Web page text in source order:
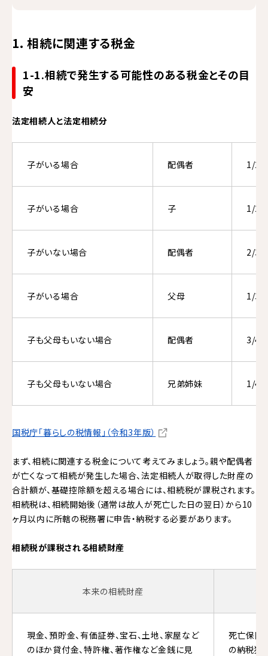
1. 相続に関連する税金
1-1.相続で発生する可能性のある税金とその目
安
法定相続人と法定相続分
子がいる場合 配偶者 1/2
子がいる場合 子 1/2
子がいない場合 配偶者 2/3
子がいる場合 父母 1/3
子も父母もいない場合 配偶者 3/4
子も父母もいない場合 兄弟姉妹 1/4
国税庁「暮らしの税情報」（令和3年版）
まず、相続に関連する税金について考えてみましょう。親や配偶者
が亡くなって相続が発生した場合、法定相続人が取得した財産の
合計額が、基礎控除額を超える場合には、相続税が課税されます。
相続税は、相続開始後（通常は故人が死亡した日の翌日）から10
ヶ月以内に所轄の税務署に申告・納税する必要があります。
相続税が課税される相続財産
本来の相続財産
現金、預貯金、有価証券、宝石、土地、家屋など
のほか貸付金、特許権、著作権など金銭に見
死亡保険
の納税猶